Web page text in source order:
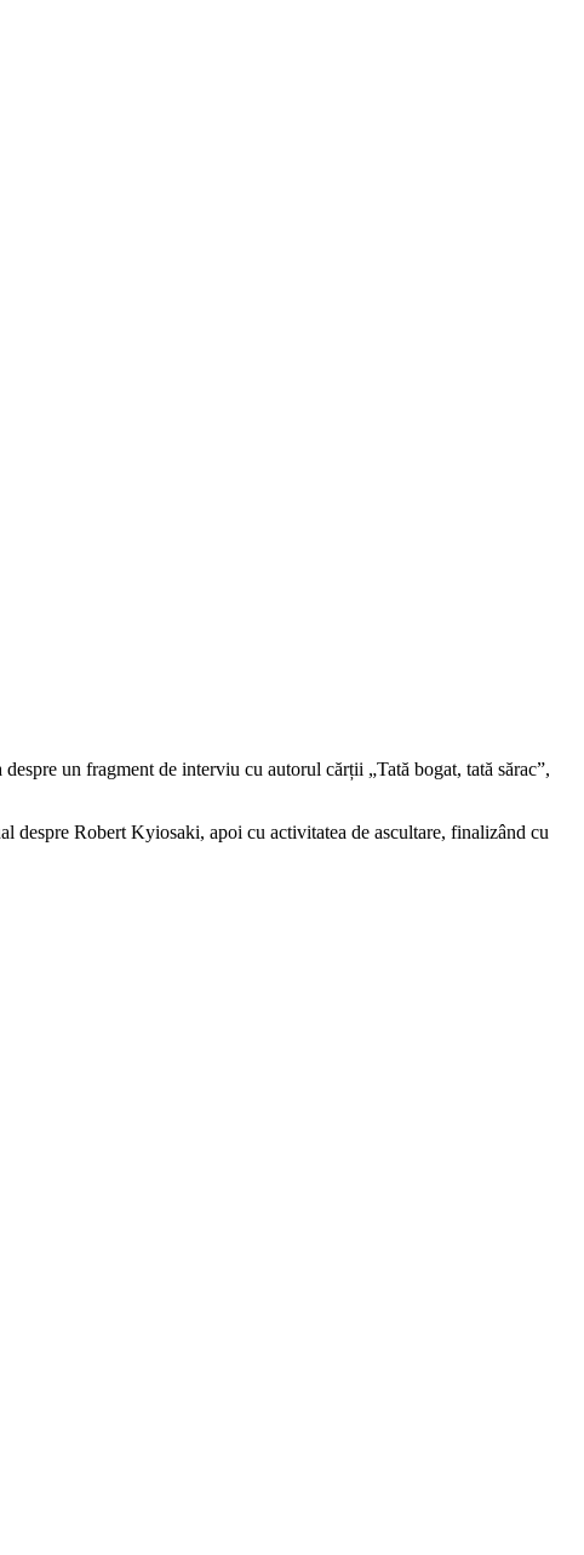
un fragment de interviu cu autorul cărții „Tată bogat, tată sărac”,
despre Robert Kyiosaki, apoi cu activitatea de ascultare, finalizând cu